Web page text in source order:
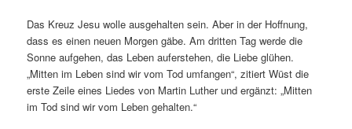
Das Kreuz Jesu wolle ausgehalten sein. Aber in der Hoffnung,
dass es einen neuen Morgen gäbe. Am dritten Tag werde die
Sonne aufgehen, das Leben auferstehen, die Liebe glühen.
„Mitten im Leben sind wir vom Tod umfangen“, zitiert Wüst die
erste Zeile eines Liedes von Martin Luther und ergänzt: „Mitten
im Tod sind wir vom Leben gehalten.“